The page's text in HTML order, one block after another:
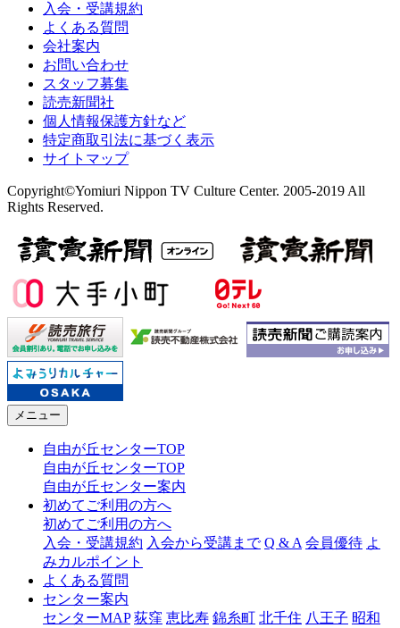
入会・受講規約
よくある質問
会社案内
お問い合わせ
スタッフ募集
読売新聞社
個人情報保護方針など
特定商取引法に基づく表示
サイトマップ
Copyright©Yomiuri Nippon TV Culture Center. 2005-2019 All
Rights Reserved.
メニュー
自由が丘センターTOP
自由が丘センターTOP
自由が丘センター案内
初めてご利用の方へ
初めてご利用の方へ
入会・受講規約 入会から受講まで Q & A 会員優待 よ
みカルポイント
よくある質問
センター案内
センターMAP 荻窪 恵比寿 錦糸町 北千住 八王子 昭和